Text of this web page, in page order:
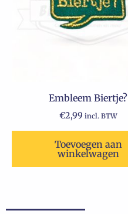
Embleem Biertje?
€2,99 incl. BTW
Toevoegen aan
winkelwagen